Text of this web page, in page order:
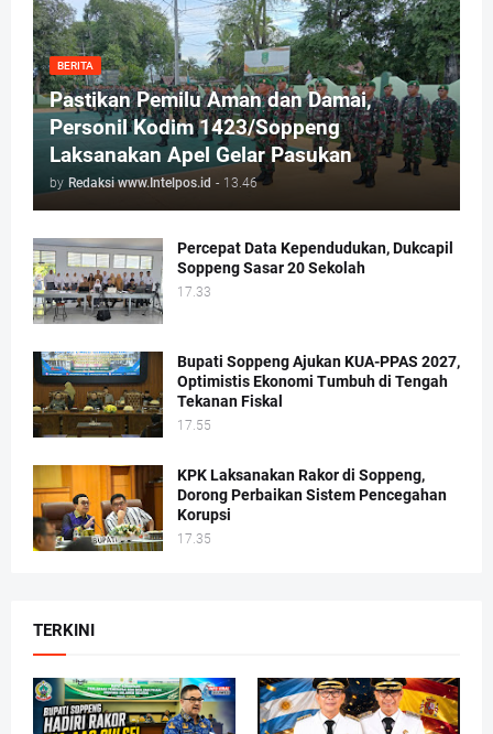
BERITA
Pastikan Pemilu Aman dan Damai,
Personil Kodim 1423/Soppeng
Laksanakan Apel Gelar Pasukan
by Redaksi www.Intelpos.id - 13.46
Percepat Data Kependudukan, Dukcapil
Soppeng Sasar 20 Sekolah
17.33
Bupati Soppeng Ajukan KUA-PPAS 2027,
Optimistis Ekonomi Tumbuh di Tengah
Tekanan Fiskal
17.55
KPK Laksanakan Rakor di Soppeng,
Dorong Perbaikan Sistem Pencegahan
Korupsi
17.35
TERKINI